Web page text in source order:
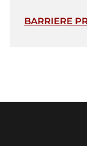
BARRIERE